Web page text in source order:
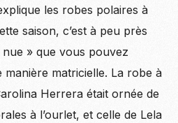
les robes polaires à
saison, c’est à peu près
nue » que vous pouvez
manière matricielle. La robe à
Herrera était ornée de
à l’ourlet, et celle de Lela